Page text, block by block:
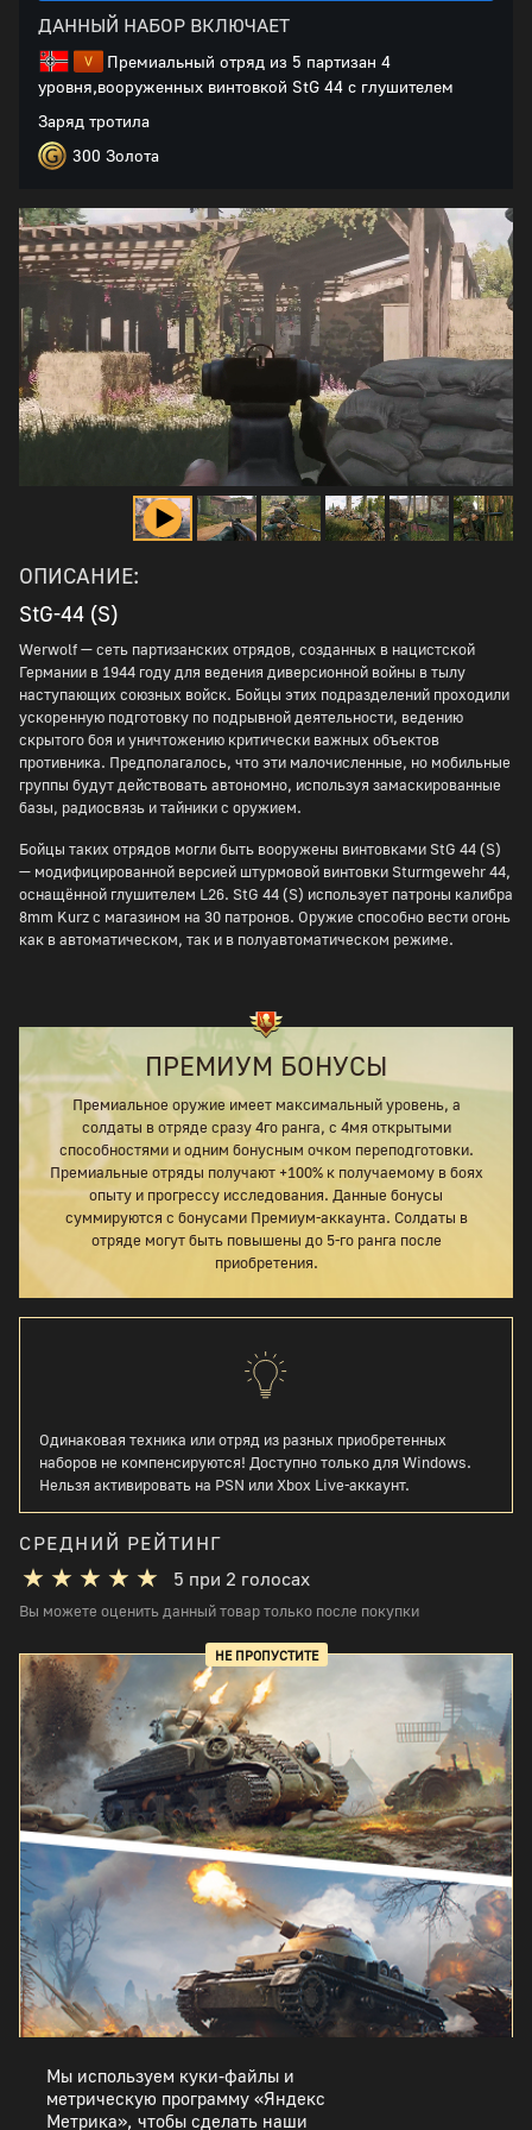
ОПИСАНИЕ:
StG-44 (S)
Werwolf — сеть партизанских отрядов, созданных в нацистской
Германии в 1944 году для ведения диверсионной войны в тылу
наступающих союзных войск. Бойцы этих подразделений проходили
ускоренную подготовку по подрывной деятельности, ведению
скрытого боя и уничтожению критически важных объектов
противника. Предполагалось, что эти малочисленные, но мобильные
группы будут действовать автономно, используя замаскированные
базы, радиосвязь и тайники с оружием.
Бойцы таких отрядов могли быть вооружены винтовками StG 44 (S)
— модифицированной версией штурмовой винтовки Sturmgewehr 44,
оснащённой глушителем L26. StG 44 (S) использует патроны калибра
8mm Kurz с магазином на 30 патронов. Оружие способно вести огонь
как в автоматическом, так и в полуавтоматическом режиме.
ПРЕМИУМ БОНУСЫ
Премиальное оружие имеет максимальный уровень, а
солдаты в отряде сразу 4го ранга, с 4мя открытыми
способностями и одним бонусным очком переподготовки.
Премиальные отряды получают +100% к получаемому в боях
опыту и прогрессу исследования. Данные бонусы
суммируются с бонусами Премиум-аккаунта. Солдаты в
отряде могут быть повышены до 5-го ранга после
приобретения.
Одинаковая техника или отряд из разных приобретенных
наборов не компенсируются! Доступно только для Windows.
Нельзя активировать на PSN или Xbox Live-аккаунт.
ДАННЫЙ НАБОР ВКЛЮЧАЕТ
Премиальный отряд из 5 партизан 4
уровня,вооруженных винтовкой StG 44 с глушителем
Заряд тротила
300 Золота
СРЕДНИЙ РЕЙТИНГ
5 при 2 голосах
Вы можете оценить данный товар только после покупки
НЕ ПРОПУСТИТЕ
НАБОРЫ ОБНОВЛЕНИЯ «ОПЕРАЦИЯ НЕПТУН»!
Мы используем куки-файлы и
метрическую программу «Яндекс
Метрика», чтобы сделать наши